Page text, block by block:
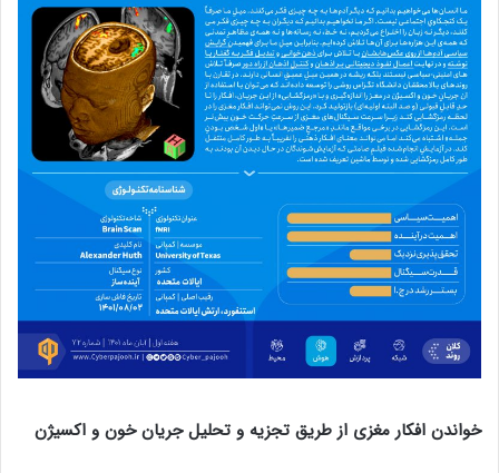
خواندن افکار مغزی از طریق تجزیه و تحلیل جریان خون و اکسیژن